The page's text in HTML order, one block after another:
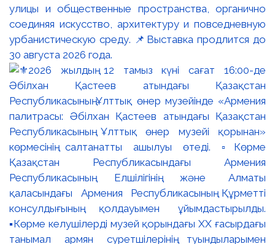
улицы и общественные пространства, органично
соединяя искусство, архитектуру и повседневную
урбанистическую среду. 📌Выставка продлится до
30 августа 2026 года.